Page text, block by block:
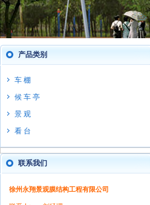
产品类别
车 棚
候 车 亭
景 观
看 台
联系我们
徐州永翔景观膜结构工程有限公司